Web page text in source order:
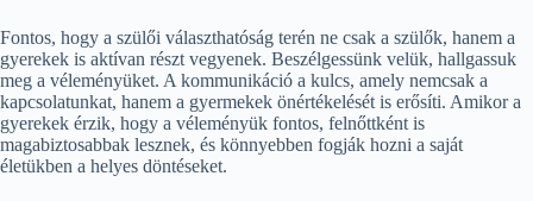
Fontos, hogy a szülői választhatóság terén ne csak a szülők, hanem a
gyerekek is aktívan részt vegyenek. Beszélgessünk velük, hallgassuk
meg a véleményüket. A kommunikáció a kulcs, amely nemcsak a
kapcsolatunkat, hanem a gyermekek önértékelését is erősíti. Amikor a
gyerekek érzik, hogy a véleményük fontos, felnőttként is
magabiztosabbak lesznek, és könnyebben fogják hozni a saját
életükben a helyes döntéseket.